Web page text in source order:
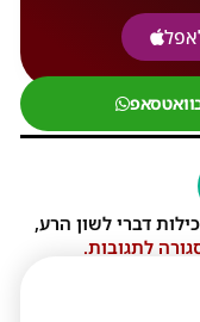
דברי לשון הרע,
לתגובות.